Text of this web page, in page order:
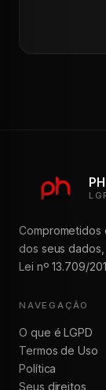
Comprometidos
dos seus
Lei nº 13.709/
NAVEGAÇÃO
O que é LGPD
Termos de Uso
Política
Seus direitos